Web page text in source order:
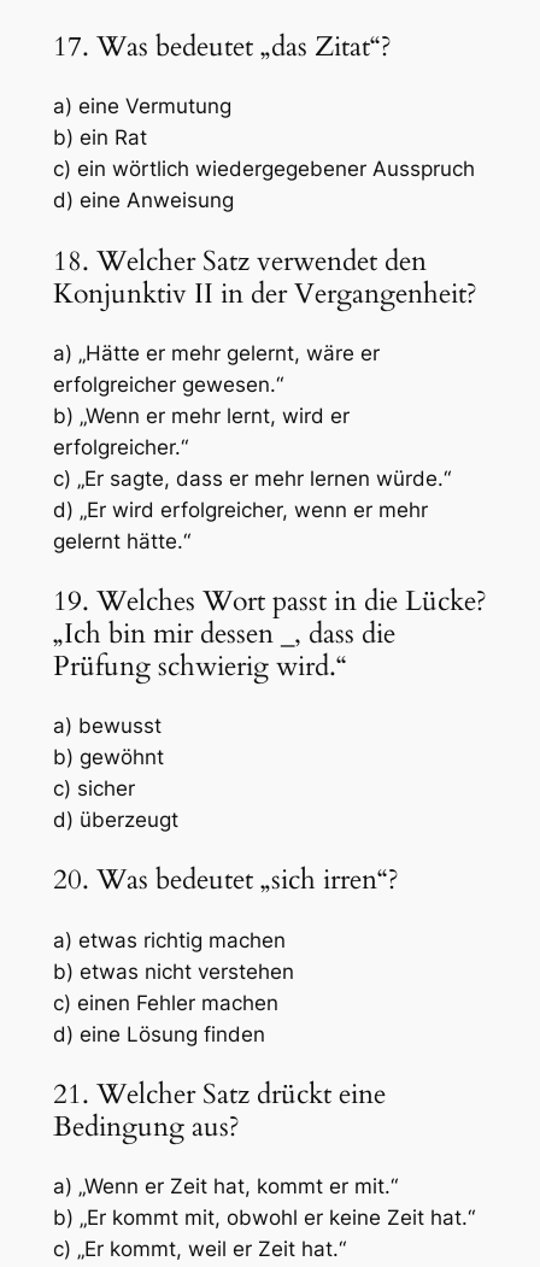
17. Was bedeutet „das Zitat“?
a) eine Vermutung
b) ein Rat
c) ein wörtlich wiedergegebener Ausspruch
d) eine Anweisung
18. Welcher Satz verwendet den
Konjunktiv II in der Vergangenheit?
a) „Hätte er mehr gelernt, wäre er
erfolgreicher gewesen.“
b) „Wenn er mehr lernt, wird er
erfolgreicher.“
c) „Er sagte, dass er mehr lernen würde.“
d) „Er wird erfolgreicher, wenn er mehr
gelernt hätte.“
19. Welches Wort passt in die Lücke?
„Ich bin mir dessen , dass die
Prüfung schwierig wird.“
a) bewusst
b) gewöhnt
c) sicher
d) überzeugt
20. Was bedeutet „sich irren“?
a) etwas richtig machen
b) etwas nicht verstehen
c) einen Fehler machen
d) eine Lösung finden
21. Welcher Satz drückt eine
Bedingung aus?
a) „Wenn er Zeit hat, kommt er mit.“
b) „Er kommt mit, obwohl er keine Zeit hat.“
c) „Er kommt, weil er Zeit hat.“